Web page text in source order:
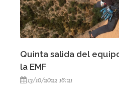
Quinta salida del
la EMF
13/10/2022 16:21